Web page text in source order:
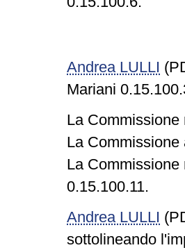
Andrea LULLI
Mariani
La
La
La
0.15.100.11.
Andrea LULLI
sottolineando